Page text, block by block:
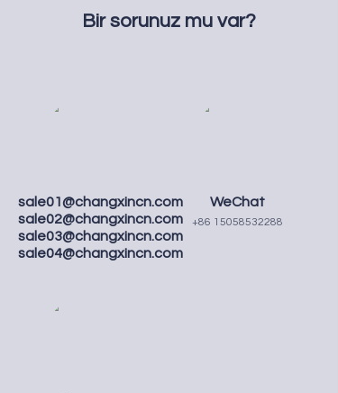
Bir sorunuz mu var?
sale01@changxincn.com
sale02@changxincn.com
sale03@changxincn.com
sale04@changxincn.com
WeChat
+86 15058532288